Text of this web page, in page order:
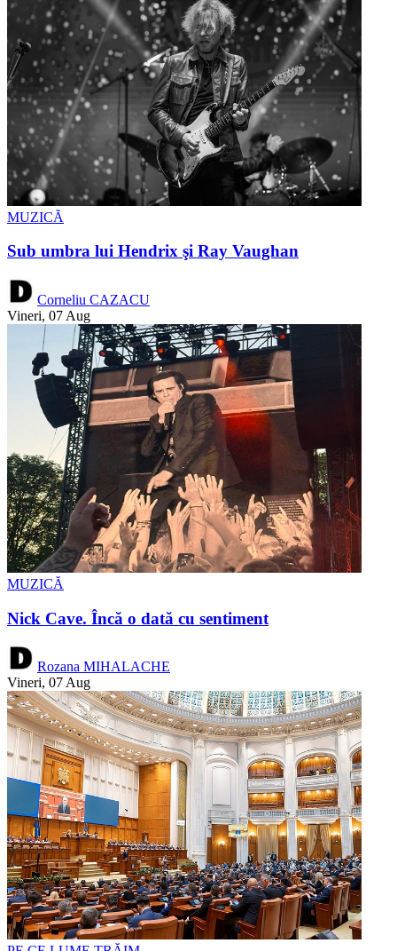
MUZICĂ
Sub umbra lui Hendrix şi Ray Vaughan
Corneliu CAZACU
Vineri, 07 Aug
MUZICĂ
Nick Cave. Încă o dată cu sentiment
Rozana MIHALACHE
Vineri, 07 Aug